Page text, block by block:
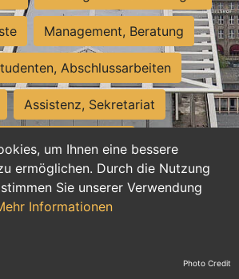
um Ihnen eine bessere
ermöglichen. Durch die Nutzung
Sie unserer Verwendung
Informationen
Management, Beratung
Abschlussarbeiten
Assistenz, Sekretariat
und Nebenjobs
Materialwirtschaft
duale Ausbildung
Photo Credit